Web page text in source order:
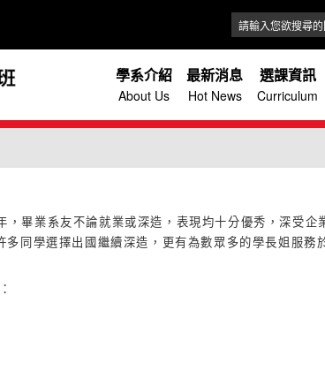
學系介紹
About Us
最新消息
Hot News
選課資訊
Curriculum
，畢業系友不論就業或深造，表現均十分優秀，深受
多同學選擇出國繼續深造，更有為數眾多的學長姐服務